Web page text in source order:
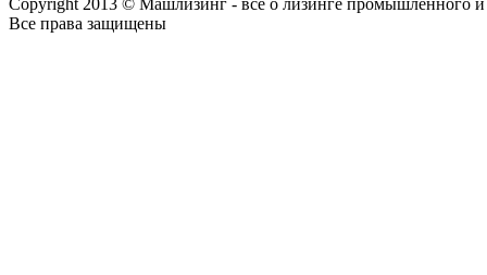
Copyright 2013 © Машлизинг - все о лизинге промышленного и
Все права защищены